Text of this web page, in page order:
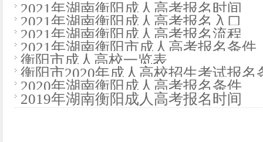
2021年湖南衡阳成人高考报名时间
2021年湖南衡阳成人高考报名入口
2021年湖南衡阳成人高考报名流程
2021年湖南衡阳市成人高考报名条件
衡阳市成人高校一览表
衡阳市2020年成人高校招生考试报名
2020年湖南衡阳成人高考报名条件
2019年湖南衡阳成人高考报名时间